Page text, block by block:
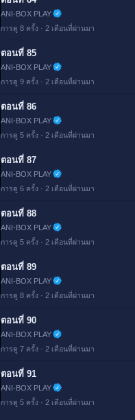
ANI-BOX PLAY
การดู 8 ครั้ง · 2 เดือนที่ผ่านมา
ตอนที่ 85
ANI-BOX PLAY
การดู 9 ครั้ง · 2 เดือนที่ผ่านมา
ตอนที่ 86
ANI-BOX PLAY
การดู 5 ครั้ง · 2 เดือนที่ผ่านมา
ตอนที่ 87
ANI-BOX PLAY
การดู 6 ครั้ง · 2 เดือนที่ผ่านมา
ตอนที่ 88
ANI-BOX PLAY
การดู 5 ครั้ง · 2 เดือนที่ผ่านมา
ตอนที่ 89
ANI-BOX PLAY
การดู 8 ครั้ง · 2 เดือนที่ผ่านมา
ตอนที่ 90
ANI-BOX PLAY
การดู 7 ครั้ง · 2 เดือนที่ผ่านมา
ตอนที่ 91
ANI-BOX PLAY
การดู 5 ครั้ง · 2 เดือนที่ผ่านมา